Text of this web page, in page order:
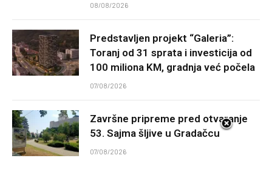
08/08/2026
Predstavljen projekt “Galeria”:
Toranj od 31 sprata i investicija od
100 miliona KM, gradnja već počela
07/08/2026
Završne pripreme pred otvaranje
53. Sajma šljive u Gradačcu
07/08/2026